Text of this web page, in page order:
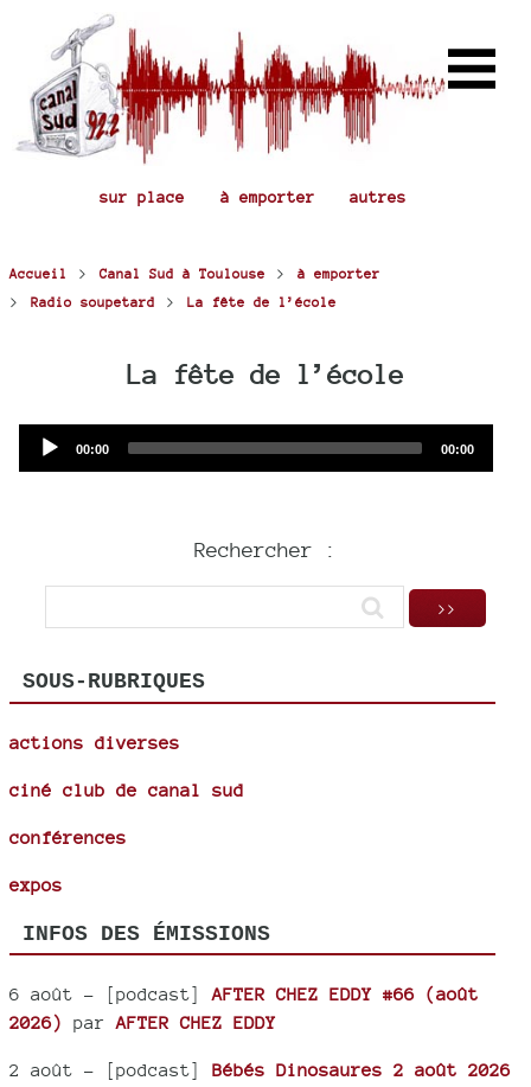
sur place à emporter autres
Accueil > Canal Sud à Toulouse > à emporter
> Radio soupetard > La fête de l’école
La fête de l’école
Current
00:00
Total
00:00
Rechercher :
SOUS-RUBRIQUES
actions diverses
ciné club de canal sud
conférences
expos
INFOS DES ÉMISSIONS
6 août - [podcast] AFTER CHEZ EDDY #66 (août
2026)
par AFTER CHEZ EDDY
2 août - [podcast] Bébés Dinosaures 2 août 2026